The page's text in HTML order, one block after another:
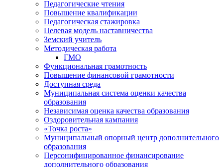
Педагогические чтения
Повышение квалификации
Педагогическая стажировка
Целевая модель наставничества
Земский учитель
Методическая работа
ГМО
Функциональная грамотность
Повышение финансовой грамотности
Доступная среда
Муниципальная система оценки качества
образования
Независимая оценка качества образования
Оздоровительная кампания
«Точка роста»
Муниципальный опорный центр дополнительного
образования
Персонифицированное финансирование
дополнительного образования